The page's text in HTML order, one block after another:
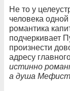
Не то у
человека
романтика
подчеркивает
произнести
адресу
истинно
а душа